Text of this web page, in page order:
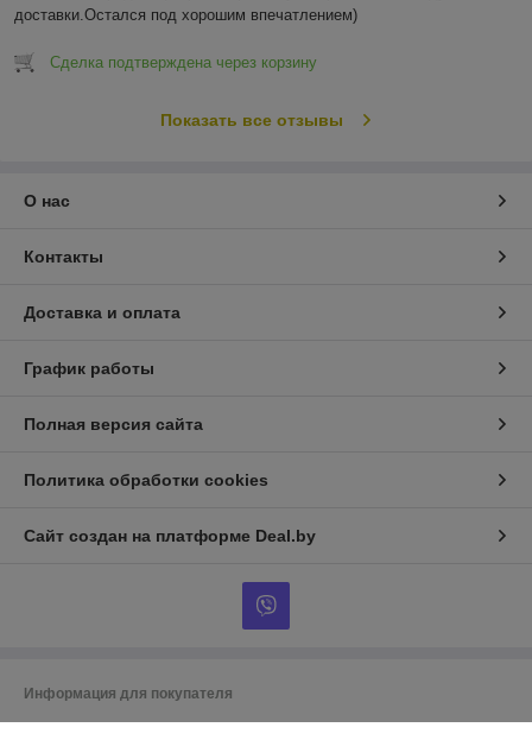
доставки.Остался под хорошим впечатлением)
Сделка подтверждена через корзину
Показать все отзывы
О нас
Контакты
Доставка и оплата
График работы
Полная версия сайта
Политика обработки cookies
Сайт создан на платформе Deal.by
Информация для покупателя